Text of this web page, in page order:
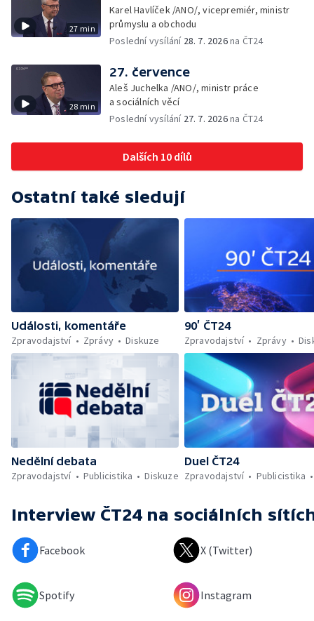
27 min
Karel Havlíček /ANO/, vicepremiér, ministr
průmyslu a obchodu
Poslední vysílání 28. 7. 2026na ČT24
28 min
27. července
Aleš Juchelka /ANO/, ministr práce
a sociálních věcí
Poslední vysílání 27. 7. 2026na ČT24
Dalších 10 dílů
Ostatní také sledují
Události, komentáře
Zpravodajství
Zprávy Diskuze
90’ ČT24
Zpravodajství
Zprávy
Nedělní debata
Zpravodajství
Publicistika Diskuze
Duel ČT24
Zpravodajství
Publicistika
Interview ČT24 na sociálních
Facebook X (Twitter)
Spotify Instagram